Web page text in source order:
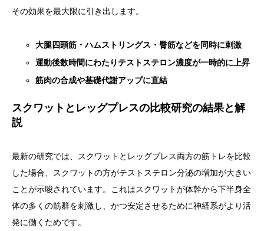
その効果を最大限に引き出します。
大腿四頭筋・ハムストリングス・臀筋などを同時に刺激
運動後数時間にわたりテストステロン濃度が一時的に上昇
筋肉の合成や基礎代謝アップに直結
スクワットとレッグプレスの比較研究の結果と解
説
最新の研究では、スクワットとレッグプレス両方の筋トレを比較
した場合、スクワットの方がテストステロン分泌の増加が大きい
ことが示唆されています。これはスクワットが体幹から下半身全
体の多くの筋群を刺激し、かつ安定させるために神経系がより活
発に働くためです。